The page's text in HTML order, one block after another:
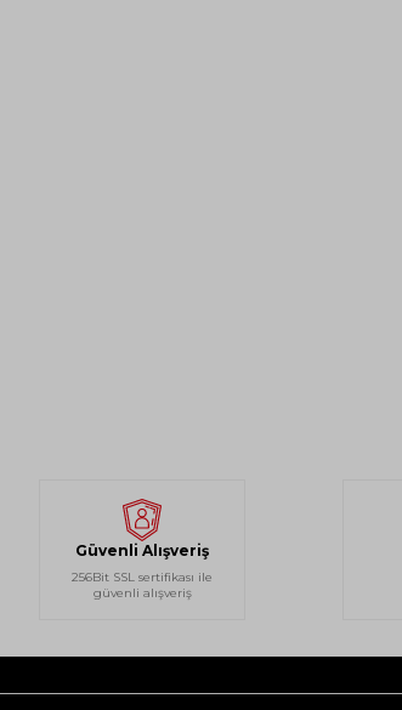
Güvenli Alışveriş
256Bit SSL sertifikası ile
güvenli alışveriş